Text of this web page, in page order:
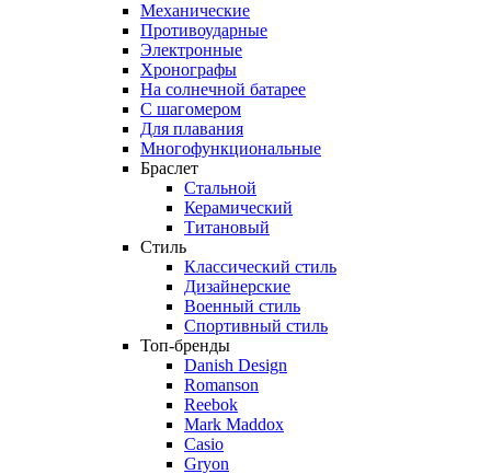
Механические
Противоударные
Электронные
Хронографы
На солнечной батарее
С шагомером
Для плавания
Многофункциональные
Браслет
Стальной
Керамический
Титановый
Стиль
Классический стиль
Дизайнерские
Военный стиль
Спортивный стиль
Топ-бренды
Danish Design
Romanson
Reebok
Mark Maddox
Casio
Gryon